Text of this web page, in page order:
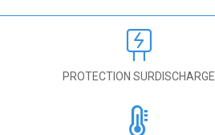
PROTECTION SURDISCHARGE